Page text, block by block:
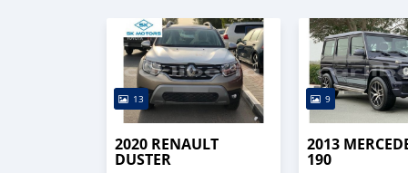
13
2020 RENAULT
DUSTER
9
2013
190